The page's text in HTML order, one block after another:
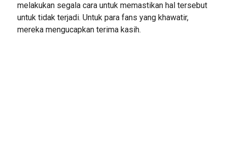
melakukan segala cara untuk memastikan hal tersebut
untuk tidak terjadi. Untuk para fans yang khawatir,
mereka mengucapkan terima kasih.